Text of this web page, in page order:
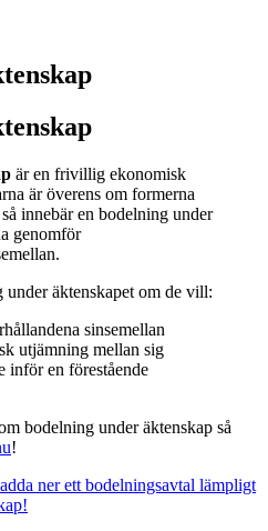
är en frivillig ekonomisk
är överens om formerna
innebär en bodelning under
genomför
äktenskapet om de vill:
sinsemellan
utjämning mellan sig
inför en förestående
bodelning under äktenskap så
!
ner ett bodelningsavtal lämpligt